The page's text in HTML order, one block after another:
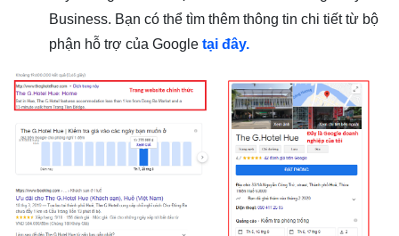
Business. Bạn có thể tìm thêm thông tin chi tiết từ bộ
phận hỗ trợ của Google tại đây.